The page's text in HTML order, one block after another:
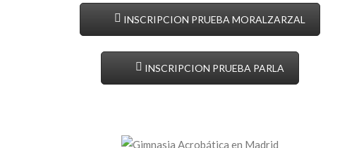
INSCRIPCION PRUEBA MORALZARZAL
INSCRIPCION PRUEBA PARLA